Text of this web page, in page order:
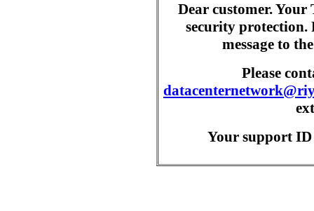
Dear customer. Your
security protection.
message to
Please
Your support